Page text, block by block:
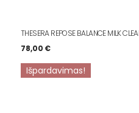
THESERA REPOSE BALANCE MILK
78,00 €
Išpardavimas!